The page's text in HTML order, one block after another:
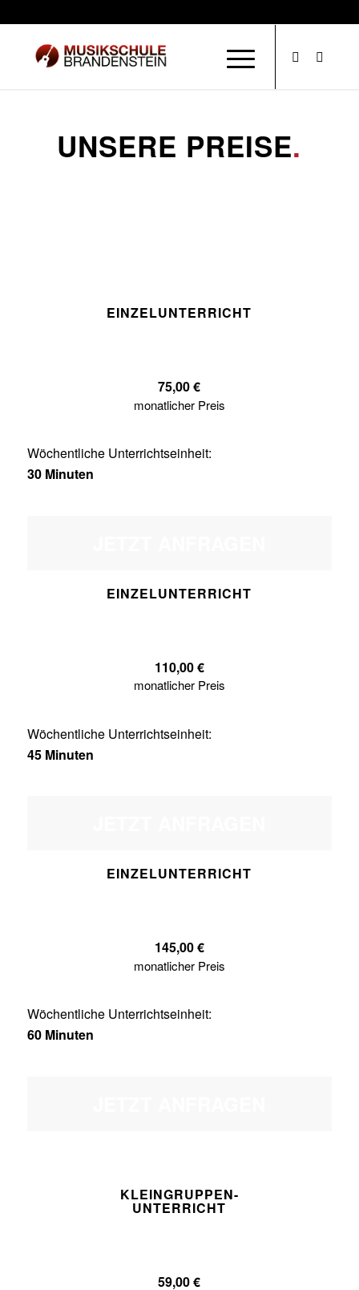
UNSERE PREISE.
EINZELUNTERRICHT
75,00 €
monatlicher Preis
Wöchentliche Unterrichtseinheit:
30 Minuten
EINZELUNTERRICHT
110,00 €
monatlicher Preis
Wöchentliche Unterrichtseinheit:
45 Minuten
EINZELUNTERRICHT
145,00 €
monatlicher Preis
Wöchentliche Unterrichtseinheit:
60 Minuten
KLEINGRUPPEN-
UNTERRICHT
59,00 €